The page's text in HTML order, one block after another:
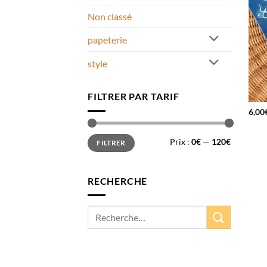
Non classé
papeterie
style
FILTRER PAR TARIF
Prix
min
Prix
maxFILTRER Prix : 0€ — 120€
RECHERCHE
6,00